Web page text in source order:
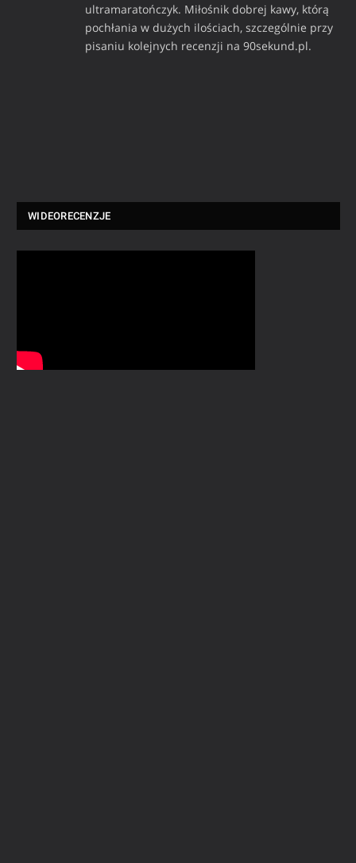
ultramaratończyk. Miłośnik dobrej kawy, którą
pochłania w dużych ilościach, szczególnie przy
pisaniu kolejnych recenzji na 90sekund.pl.
WIDEORECENZJE